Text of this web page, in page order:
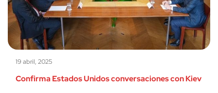
19 abril, 2025
Confirma Estados Unidos conversaciones con Kiev